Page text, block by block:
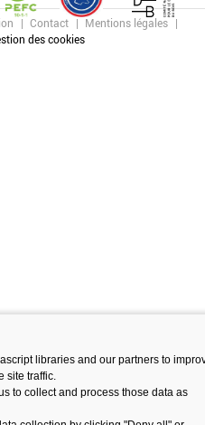
Contact
Mentions légales
des cookies
libraries and our partners to
site traffic.
to collect and process those data as